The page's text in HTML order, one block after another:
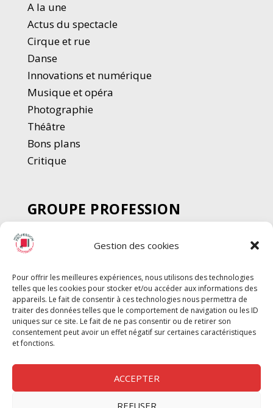
Gestion des cookies
Pour offrir les meilleures expériences, nous utilisons des technologies
telles que les cookies pour stocker et/ou accéder aux informations des
appareils. Le fait de consentir à ces technologies nous permettra de
traiter des données telles que le comportement de navigation ou les ID
uniques sur ce site. Le fait de ne pas consentir ou de retirer son
consentement peut avoir un effet négatif sur certaines caractéristiques
et fonctions.
ACCEPTER
REFUSER
A la une
Actus du spectacle
Cirque et rue
Danse
Innovations et numérique
Musique et opéra
Photographie
Théâtre
Bons plans
Critique
GROUPE PROFESSION
SPECTACLE
Chèque Intermittents
Chèque Compta
Chèque Emploi Spectacle
G-Pods
Profession Audio-visuel